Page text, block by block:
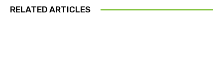
RELATED ARTICLES